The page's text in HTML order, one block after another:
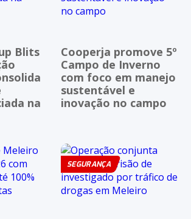
Blits
na
Cooperja promove 5º
Campo de Inverno
com foco em manejo
sustentável e
inovação no campo
SEGURANÇA